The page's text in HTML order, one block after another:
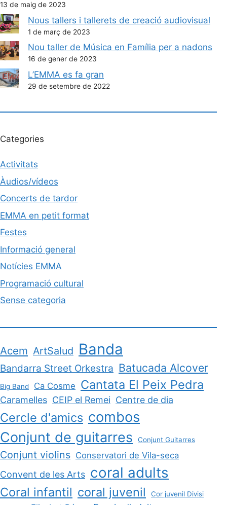
13 de maig de 2023
Nous tallers i tallerets de creació audiovisual
1 de març de 2023
Nou taller de Música en Família per a nadons
16 de gener de 2023
L’EMMA es fa gran
29 de setembre de 2022
Categories
Activitats
Àudios/vídeos
Concerts de tardor
EMMA en petit format
Festes
Informació general
Notícies EMMA
Programació cultural
Sense categoria
Acem ArtSalud Banda
Bandarra Street Orkestra Batucada Alcover
Big Band Ca Cosme Cantata El Peix Pedra
Caramelles CEIP el Remei Centre de dia
Cercle d'amics combos
Conjunt de guitarres Conjunt Guitarres
Conjunt violins Conservatori de Vila-seca
Convent de les Arts coral adults
Coral infantil coral juvenil
Cor juvenil Divisi